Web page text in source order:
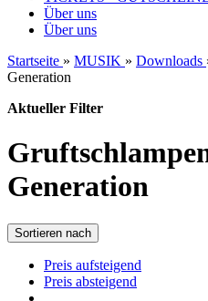
Über uns
Über uns
Startseite » MUSIK » Downloads
Generation
Aktueller Filter
Generation
Sortieren nach
Preis aufsteigend
Preis absteigend